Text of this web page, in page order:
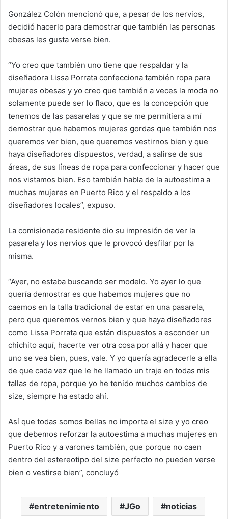
González Colón mencionó que, a pesar de los nervios,
decidió hacerlo para demostrar que también las personas
obesas les gusta verse bien.
“Yo creo que también uno tiene que respaldar y la
diseñadora Lissa Porrata confecciona también ropa para
mujeres obesas y yo creo que también a veces la moda no
solamente puede ser lo flaco, que es la concepción que
tenemos de las pasarelas y que se me permitiera a mí
demostrar que habemos mujeres gordas que también nos
queremos ver bien, que queremos vestirnos bien y que
haya diseñadores dispuestos, verdad, a salirse de sus
áreas, de sus líneas de ropa para confeccionar y hacer que
nos vistamos bien. Eso también habla de la autoestima a
muchas mujeres en Puerto Rico y el respaldo a los
diseñadores locales”, expuso.
La comisionada residente dio su impresión de ver la
pasarela y los nervios que le provocó desfilar por la
misma.
“Ayer, no estaba buscando ser modelo. Yo ayer lo que
quería demostrar es que habemos mujeres que no
caemos en la talla tradicional de estar en una pasarela,
pero que queremos vernos bien y que haya diseñadores
como Lissa Porrata que están dispuestos a esconder un
chichito aquí, hacerte ver otra cosa por allá y hacer que
uno se vea bien, pues, vale. Y yo quería agradecerle a ella
de que cada vez que le he llamado un traje en todas mis
tallas de ropa, porque yo he tenido muchos cambios de
size, siempre ha estado ahí.
Así que todas somos bellas no importa el size y yo creo
que debemos reforzar la autoestima a muchas mujeres en
Puerto Rico y a varones también, que porque no caen
dentro del estereotipo del size perfecto no pueden verse
bien o vestirse bien”, concluyó
entretenimiento JGo noticias